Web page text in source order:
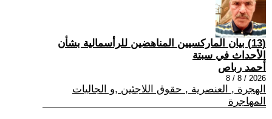
(13) بيان الماركسيين المناهضين للرأسمالية بشأن
الأحداث في سبتة
أحمد رباص
2026 / 8 / 8
الهجرة , العنصرية , حقوق اللاجئين ,و الجاليات
المهاجرة